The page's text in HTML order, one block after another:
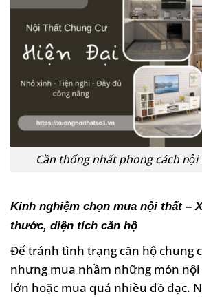
Cần thống nhất phong cách
Kinh nghiệm chọn mua nội thất –
thước, diện tích căn hộ
Để tránh tình trạng căn hộ chung
nhưng mua nhầm những món
lớn hoặc mua quá nhiều đồ đạc.